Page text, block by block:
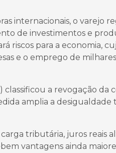
internacionais, o varejo
de investimentos e
riscos para a economia,
e o emprego de
classificou a revogação da
amplia a desigualdade
tributária, juros reais
vantagens ainda